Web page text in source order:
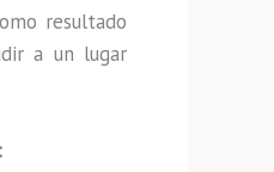
resultado
a un lugar